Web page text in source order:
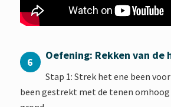
6
Oefening: Rekken van de
Stap 1: Strek het ene been
been gestrekt met de tenen omhoog